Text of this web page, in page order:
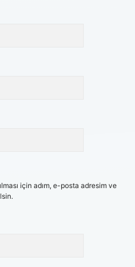
için adım, e-posta adresim ve